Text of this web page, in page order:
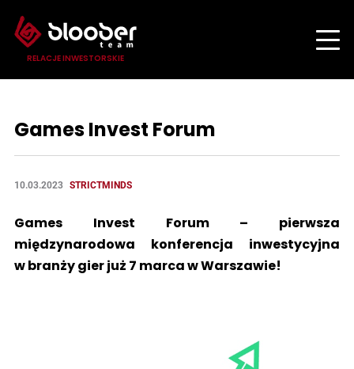
RELACJE INWESTORSKIE
Games Invest Forum
10.03.2023 STRICTMINDS
Games Invest Forum – pierwsza
międzynarodowa konferencja inwestycyjna
w branży gier już 7 marca w Warszawie!